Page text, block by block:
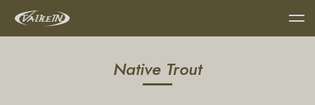
Native Trout